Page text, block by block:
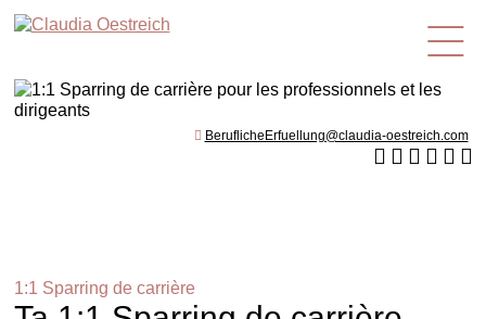
fr
BeruflicheErfuellung@claudia-oestreich.com
1:1 Sparring de carrière